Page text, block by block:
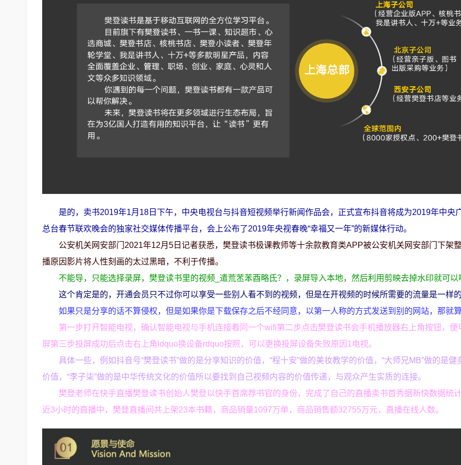
是的，卖书2019年1月18日下午，中央电视台与抖音短视频举行新闻作品会，正式宣布抖音将成为2019年中央
总台春节联欢晚会的独家社交媒体传播平台，会上公布了2019年央视春晚“幸福又一年”的新媒体行动。
公安机关网安部门2021年12月5日记者获悉，樊登读书极课教师等十余款教育类APP被公安机关网安部门下架
播原因影片将人性刻画的太过黑暗，不利于传播。
不能导，只能选择录屏，樊登读书里的视频_遣荒苤苯酉略氐？，录屏导入本地，然后利用剪映去掉水印就可以
这个肯定是的，开通会员只不过你可以享受一些别人看不到的视频，但是在开视频的时候所需要的流量是一样
如果只是分享的话不算侵权，但是如果你是下载保存之后不经同意，以第一人称的方式发送到别的网站，那就
第一步打开智能电视，确认智能电视与手机连接着同一个wifi第二步点击樊登读书会手机播放器右上角按钮，便
屏第三步投屏成功后点击右上角ldquo换设备rdquo按照，可以更换投屏设备失败原因1电视。
具体一些，例如抖音号“樊登读书”做的是分享知识的价值，“程十安”做的美妆教学的价值，“大师兄MB”做的是健
价值，“李子柒”做的是中华传统文化的价值所以要找到自己视频内容的价值传递，与观众产生实质的连接。
樊登老师在快手直播樊登读书创始人樊登以快手首席荐书官的身份，完成了自己的直播卖书首秀据新快数据统
近3小时的直播中，樊登直播间共上架23本书籍，商品销量1097万单，商品销售额32755万元，直播在线人数。